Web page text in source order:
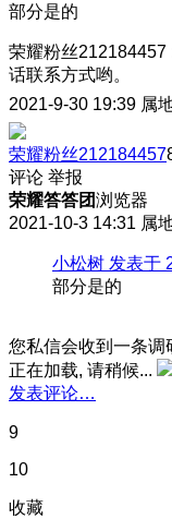
部分是的
荣耀粉丝212184457
话联系方式哟。
2021-9-30 19:39 属
荣耀粉丝212184457
评论 举报
荣耀答答团浏览器
2021-10-3 14:31 属
小松树 发表于
部分是的
您私信会收到一条调
正在加载, 请稍候...
发表评论…
9
10
收藏